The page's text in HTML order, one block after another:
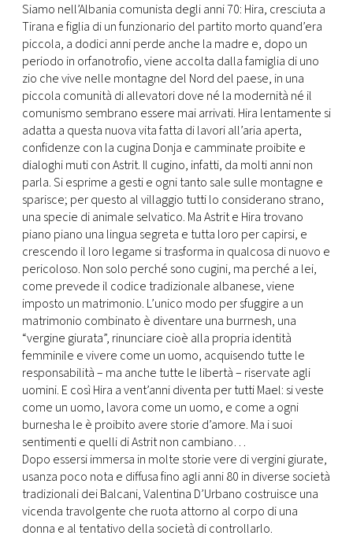
Siamo nell’Albania comunista degli anni 70: Hira, cresciuta a
Tirana e figlia di un funzionario del partito morto quand’era
piccola, a dodici anni perde anche la madre e, dopo un
periodo in orfanotrofio, viene accolta dalla famiglia di uno
zio che vive nelle montagne del Nord del paese, in una
piccola comunità di allevatori dove né la modernità né il
comunismo sembrano essere mai arrivati. Hira lentamente si
adatta a questa nuova vita fatta di lavori all’aria aperta,
confidenze con la cugina Donja e camminate proibite e
dialoghi muti con Astrit. Il cugino, infatti, da molti anni non
parla. Si esprime a gesti e ogni tanto sale sulle montagne e
sparisce; per questo al villaggio tutti lo considerano strano,
una specie di animale selvatico. Ma Astrit e Hira trovano
piano piano una lingua segreta e tutta loro per capirsi, e
crescendo il loro legame si trasforma in qualcosa di nuovo e
pericoloso. Non solo perché sono cugini, ma perché a lei,
come prevede il codice tradizionale albanese, viene
imposto un matrimonio. L’unico modo per sfuggire a un
matrimonio combinato è diventare una burrnesh, una
“vergine giurata”, rinunciare cioè alla propria identità
femminile e vivere come un uomo, acquisendo tutte le
responsabilità – ma anche tutte le libertà – riservate agli
uomini. E così Hira a vent’anni diventa per tutti Mael: si veste
come un uomo, lavora come un uomo, e come a ogni
burnesha le è proibito avere storie d’amore. Ma i suoi
sentimenti e quelli di Astrit non cambiano…
Dopo essersi immersa in molte storie vere di vergini giurate,
usanza poco nota e diffusa fino agli anni 80 in diverse società
tradizionali dei Balcani, Valentina D’Urbano costruisce una
vicenda travolgente che ruota attorno al corpo di una
donna e al tentativo della società di controllarlo.